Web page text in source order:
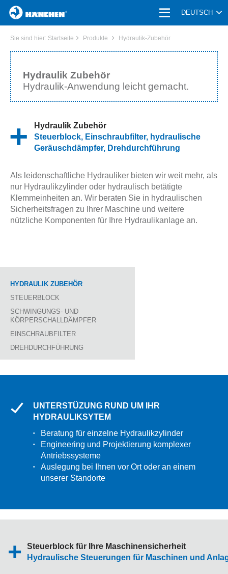
Sie sind hier: Startseite Produkte Hydraulik-Zubehör
Hydraulik Zubehör
Hydraulik-Anwendung leicht gemacht.
HYDRAULIK ZUBEHÖR
STEUERBLOCK
SCHWINGUNGS- UND
KÖRPERSCHALLDÄMPFER
EINSCHRAUBFILTER
DREHDURCHFÜHRUNG
Hydraulik Zubehör
Steuerblock, Einschraubfilter, hydraulische
Geräuschdämpfer, Drehdurchführung
Als leidenschaftliche Hydrauliker bieten wir weit mehr, als
nur Hydraulikzylinder oder hydraulisch betätigte
Klemmeinheiten an. Wir beraten Sie in hydraulischen
Sicherheitsfragen zu Ihrer Maschine und weitere
nützliche Komponenten für Ihre Hydraulikanlage an.
UNTERSTÜZUNG RUND UM IHR
HYDRAULIKSYTEM
Beratung für einzelne Hydraulikzylinder
Engineering und Projektierung komplexer
Antriebssysteme
Auslegung bei Ihnen vor Ort oder an einem
unserer Standorte
Steuerblock für Ihre Maschinensicherheit
Hydraulische Steuerungen für Maschinen und
HOME
PRODUKTE
SONDERMASCHINENBAU
KLEMMEINHEIT
MASCHINENELEMENTE
DRUCKWANDLER & MEDIENTRENNER
UNTERNEHMEN | KARRIERE
ANWENDUNGEN
AKTUELLES
KONTAKT
DEUTSCH